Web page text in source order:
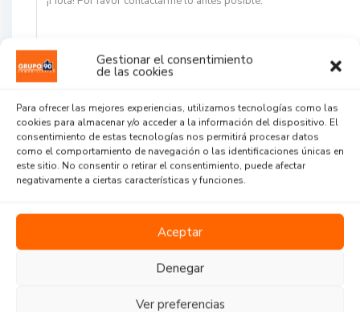
Gestionar el consentimiento
de las cookies
Para ofrecer las mejores experiencias, utilizamos tecnologías como las
cookies para almacenar y/o acceder a la información del dispositivo. El
consentimiento de estas tecnologías nos permitirá procesar datos
como el comportamiento de navegación o las identificaciones únicas en
este sitio. No consentir o retirar el consentimiento, puede afectar
negativamente a ciertas características y funciones.
Aceptar
Denegar
Ver preferencias
Acepto lapolítica de privacidad